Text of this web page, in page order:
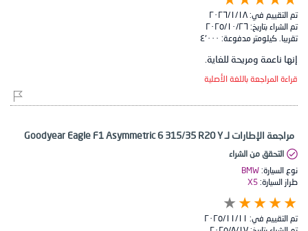
تم التقييم في: ١٨‏/١‏/٢٠٢٦
تم الشراء بتاريخ: ٢٦‏/١٠‏/٢٠٢٥
تقريبا. كيلومتر مدفوعة: ٤٬٠٠٠
إنها ناعمة ومريحة للغاية.
قراءة المراجعة باللغة الأصلية
مراجعة الإطارات لـ Goodyear Eagle F1 Asymmetric 6 315/35 R20 Y
التحقق من الشراء
نوع السيارة: BMW
طراز السيارة: X5
تم التقييم في: ١١‏/١١‏/٢٠٢٥